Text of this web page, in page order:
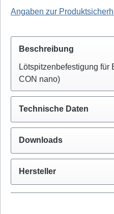
Angaben zur
Beschreibung
Lötspitzenbefestigung für
CON nano)
Technische Daten
Downloads
Hersteller